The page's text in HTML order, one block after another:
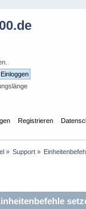
Registrieren
» Support »